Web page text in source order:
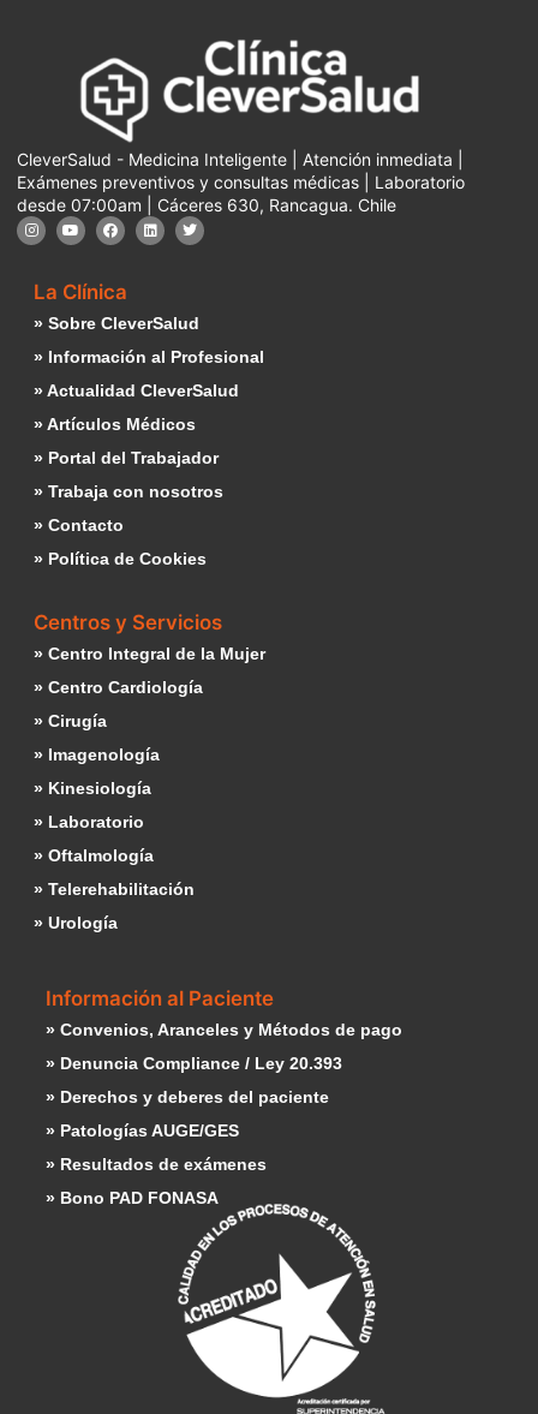
CleverSalud - Medicina Inteligente | Atención inmediata |
Exámenes preventivos y consultas médicas | Laboratorio
desde 07:00am | Cáceres 630, Rancagua. Chile
La Clínica
» Sobre CleverSalud
» Información al Profesional
» Actualidad CleverSalud
» Artículos Médicos
» Portal del Trabajador
» Trabaja con nosotros
» Contacto
» Política de Cookies
Centros y Servicios
» Centro Integral de la Mujer
» Centro Cardiología
» Cirugía
» Imagenología
» Kinesiología
» Laboratorio
» Oftalmología
» Telerehabilitación
» Urología
Información al Paciente
» Convenios, Aranceles y Métodos de pago
» Denuncia Compliance / Ley 20.393
» Derechos y deberes del paciente
» Patologías AUGE/GES
» Resultados de exámenes
» Bono PAD FONASA